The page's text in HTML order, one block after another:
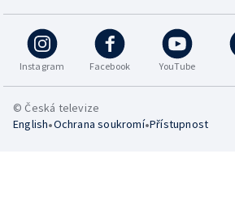
Instagram Facebook YouTube
© Česká televize
English•Ochrana soukromí•Přístupnost